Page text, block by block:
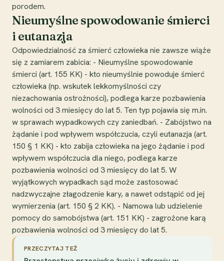
porodem.
Nieumyślne spowodowanie śmierci
i eutanazja
Odpowiedzialność za śmierć człowieka nie zawsze wiąże
się z zamiarem zabicia: - Nieumyślne spowodowanie
śmierci (art. 155 KK) - kto nieumyślnie powoduje śmierć
człowieka (np. wskutek lekkomyślności czy
niezachowania ostrożności), podlega karze pozbawienia
wolności od 3 miesięcy do lat 5. Ten typ pojawia się m.in.
w sprawach wypadkowych czy zaniedbań. - Zabójstwo na
żądanie i pod wpływem współczucia, czyli eutanazja (art.
150 § 1 KK) - kto zabija człowieka na jego żądanie i pod
wpływem współczucia dla niego, podlega karze
pozbawienia wolności od 3 miesięcy do lat 5. W
wyjątkowych wypadkach sąd może zastosować
nadzwyczajne złagodzenie kary, a nawet odstąpić od jej
wymierzenia (art. 150 § 2 KK). - Namowa lub udzielenie
pomocy do samobójstwa (art. 151 KK) - zagrożone karą
pozbawienia wolności od 3 miesięcy do lat 5.
PRZECZYTAJ TEŻ